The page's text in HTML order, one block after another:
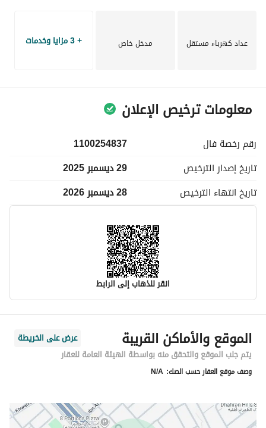
عداد كهرباء مستقل مدخل خاص + 3 مزايا وخدمات
معلومات ترخيص الإعلان
رقم رخصة فال
1100254837
تاريخ إصدار الترخيص
29 ديسمبر 2025
تاريخ انتهاء الترخيص 28 ديسمبر 2026
انقر للذهاب إلى الرابط
معلومات مسؤول الإعلان
اسم المسؤول
عبدالرحمن محمد بن علي البارقي
رقم المسؤول
0535053302
الموقع
الموقع والأماكن القريبة
عرض على الخريطة
يتم جلب الموقع والتحقق منه بواسطة الهيئة العامة للعقار
وصف موقع العقار حسب الصك: N/A